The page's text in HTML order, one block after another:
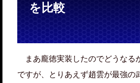
を比較
まあ龐徳実装したのでどうなる
ですが、とりあえず趙雲が最強の